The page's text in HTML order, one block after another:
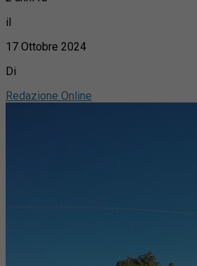
il
17 Ottobre 2024
Di
Redazione Online